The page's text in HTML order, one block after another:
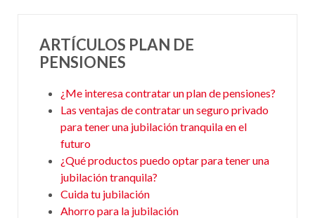
ARTÍCULOS PLAN DE
PENSIONES
¿Me interesa contratar un plan de pensiones?
Las ventajas de contratar un seguro privado
para tener una jubilación tranquila en el
futuro
¿Qué productos puedo optar para tener una
jubilación tranquila?
Cuida tu jubilación
Ahorro para la jubilación